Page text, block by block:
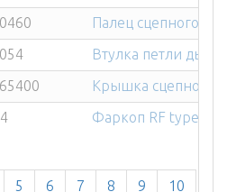
Палец сцепного
Втулка петли
Крышка сцепного
Фаркоп RF type
5 6 7 8 9
10